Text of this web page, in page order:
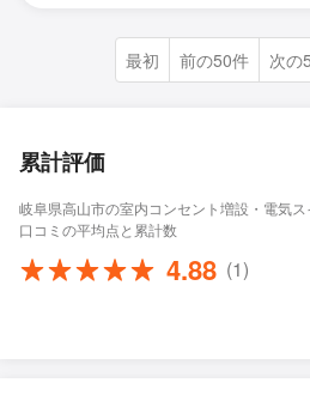
最初 前の50件 次の
累計評価
岐阜県高山市の室内コンセント増設・電気
口コミの平均点と累計数
4.88 (1)